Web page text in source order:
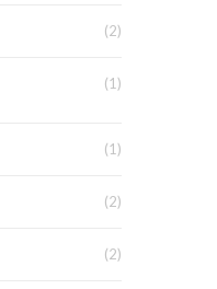
(2)
(1)
(1)
(2)
(2)